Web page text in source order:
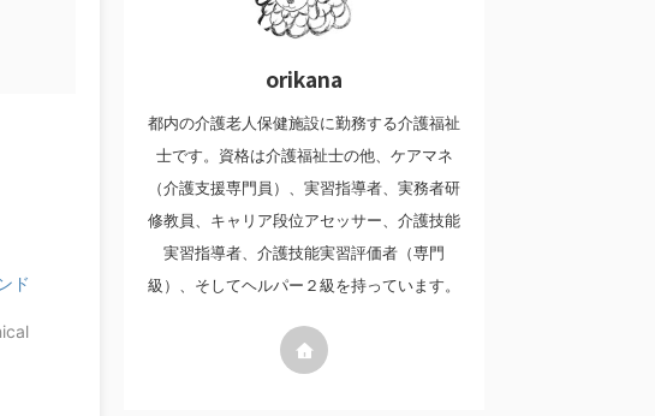
ド
orikana
都内の介護老人保健施設に勤務する介護福祉
士です。資格は介護福祉士の他、ケアマネ
（介護支援専門員）、実習指導者、実務者研
修教員、キャリア段位アセッサー、介護技能
実習指導者、介護技能実習評価者（専門
級）、そしてヘルパー２級を持っています。